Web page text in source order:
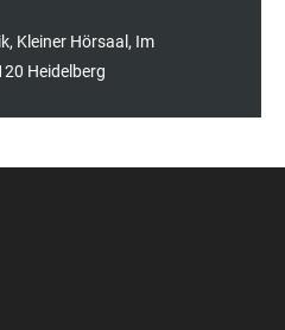
Kleiner Hörsaal, Im
Heidelberg